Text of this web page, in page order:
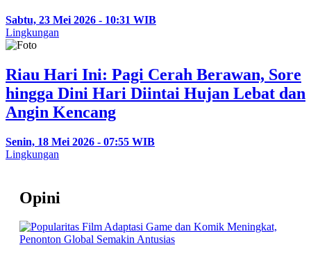
Sabtu, 23 Mei 2026 - 10:31 WIB
Lingkungan
Riau Hari Ini: Pagi Cerah Berawan, Sore
hingga Dini Hari Diintai Hujan Lebat dan
Angin Kencang
Senin, 18 Mei 2026 - 07:55 WIB
Lingkungan
Opini